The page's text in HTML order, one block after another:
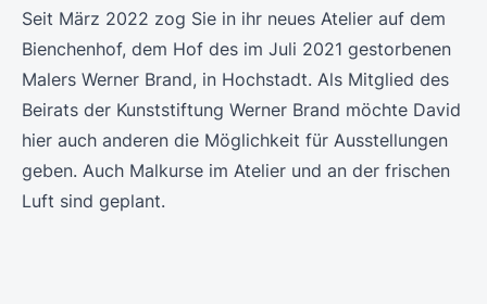
Seit März 2022 zog Sie in ihr neues Atelier auf dem
Bienchenhof, dem Hof des im Juli 2021 gestorbenen
Malers Werner Brand, in Hochstadt. Als Mitglied des
Beirats der Kunststiftung Werner Brand möchte David
hier auch anderen die Möglichkeit für Ausstellungen
geben. Auch Malkurse im Atelier und an der frischen
Luft sind geplant.